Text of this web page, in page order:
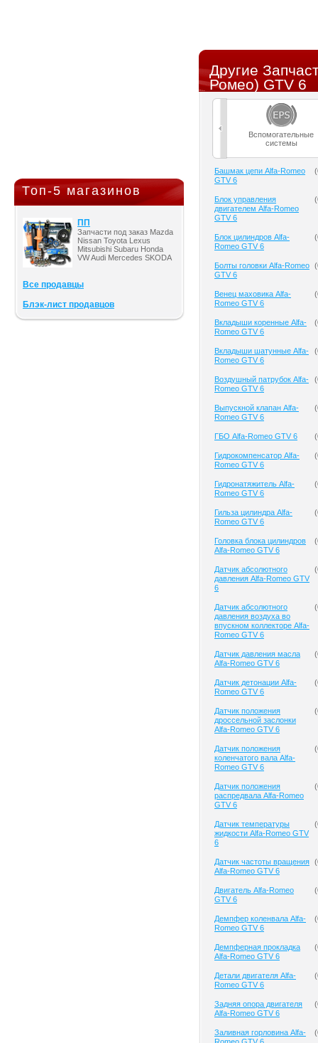
Топ-5 магазинов
ПП
Запчасти под заказ Mazda
Nissan Toyota Lexus
Mitsubishi Subaru Honda
VW Audi Mercedes SKODA
Все продавцы
Блэк-лист продавцов
Другие
Ромео) GTV 6
Вспомогательные
системы
Башмак цепи Alfa-Romeo
GTV 6
(
Блок управления
двигателем Alfa-Romeo
GTV 6
(
Блок цилиндров Alfa-
Romeo GTV 6
(
Болты головки Alfa-Romeo
GTV 6
(
Венец маховика Alfa-
Romeo GTV 6
(
Вкладыши коренные Alfa-
Romeo GTV 6
(
Вкладыши шатунные Alfa-
Romeo GTV 6
(
Воздушный патрубок Alfa-
Romeo GTV 6
(
Выпускной клапан Alfa-
Romeo GTV 6
(
ГБО Alfa-Romeo GTV 6 (
Гидрокомпенсатор Alfa-
Romeo GTV 6
(
Гидронатяжитель Alfa-
Romeo GTV 6
(
Гильза цилиндра Alfa-
Romeo GTV 6
(
Головка блока цилиндров
Alfa-Romeo GTV 6
(
Датчик абсолютного
давления Alfa-Romeo GTV
6
(
Датчик абсолютного
давления воздуха во
впускном коллекторе Alfa-
Romeo GTV 6
(
Датчик давления масла
Alfa-Romeo GTV 6
(
Датчик детонации Alfa-
Romeo GTV 6
(
Датчик положения
дроссельной заслонки
Alfa-Romeo GTV 6
(
Датчик положения
коленчатого вала Alfa-
Romeo GTV 6
(
Датчик положения
распредвала Alfa-Romeo
GTV 6
(
Датчик температуры
жидкости Alfa-Romeo GTV
6
(
Датчик частоты вращения
Alfa-Romeo GTV 6
(
Двигатель Alfa-Romeo
GTV 6
(
Демпфер коленвала Alfa-
Romeo GTV 6
(
Демпферная прокладка
Alfa-Romeo GTV 6
(
Детали двигателя Alfa-
Romeo GTV 6
(
Задняя опора двигателя
Alfa-Romeo GTV 6
(
Заливная горловина Alfa-
(